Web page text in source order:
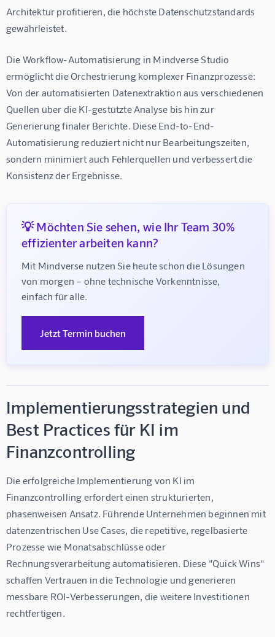
Architektur profitieren, die höchste Datenschutzstandards
gewährleistet.
Die Workflow-Automatisierung in Mindverse Studio
ermöglicht die Orchestrierung komplexer Finanzprozesse:
Von der automatisierten Datenextraktion aus verschiedenen
Quellen über die KI-gestützte Analyse bis hin zur
Generierung finaler Berichte. Diese End-to-End-
Automatisierung reduziert nicht nur Bearbeitungszeiten,
sondern minimiert auch Fehlerquellen und verbessert die
Konsistenz der Ergebnisse.
💡 Möchten Sie sehen, wie Ihr Team 30%
effizienter arbeiten kann?
Mit Mindverse nutzen Sie heute schon die Lösungen
von morgen – ohne technische Vorkenntnisse,
einfach für alle.
Jetzt Termin buchen
Implementierungsstrategien und
Best Practices für KI im
Finanzcontrolling
Die erfolgreiche Implementierung von KI im
Finanzcontrolling erfordert einen strukturierten,
phasenweisen Ansatz. Führende Unternehmen beginnen mit
datenzentrischen Use Cases, die repetitive, regelbasierte
Prozesse wie Monatsabschlüsse oder
Rechnungsverarbeitung automatisieren. Diese "Quick Wins"
schaffen Vertrauen in die Technologie und generieren
messbare ROI-Verbesserungen, die weitere Investitionen
rechtfertigen.